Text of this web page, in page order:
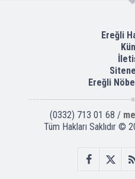
Ereğli
Ereğli
(0332) 713 01 68 /
Tüm Hakları Saklıdır ©